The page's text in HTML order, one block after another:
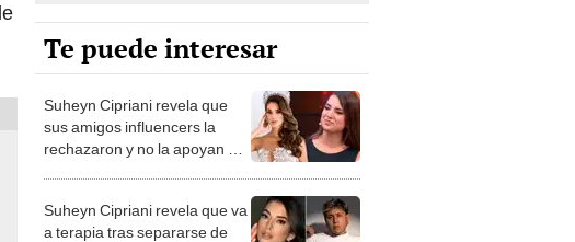
Te puede interesar
Suheyn Cipriani revela que
sus amigos influencers la
rechazaron y no la apoyan en
Suheyn Cipriani revela que va
a terapia tras separarse de